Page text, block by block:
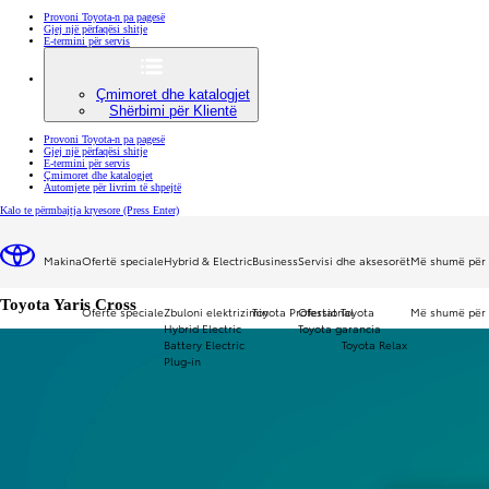
Provoni Toyota-n pa pagesë
Gjej një përfaqësi shitje
E-termini për servis
Çmimoret dhe katalogjet
Shërbimi për Klientë
Provoni Toyota-n pa pagesë
Gjej një përfaqësi shitje
E-termini për servis
Çmimoret dhe katalogjet
Automjete për livrim të shpejtë
Kalo te përmbajtja kryesore (Press Enter)
MakinaOfertë speciale
Ofertë speciale
Hybrid & Electric
Zbuloni elektrizimin
Hybrid Electric
Battery Electric
Plug-in
Business
Toyota Professional
Servisi dhe aksesorët
Ofertat Toyota
Toyota garancia
Toyota Relax
Më shumë për
Më shumë për
Oferta speciale
Toyota Yaris Cross